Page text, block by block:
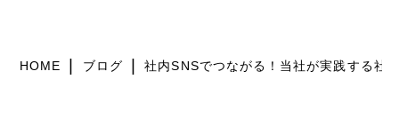
HOME ブログ 社内SNSでつながる！当社が実践する社